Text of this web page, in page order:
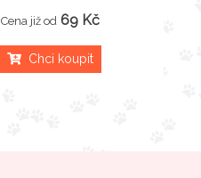
Cena již od 69 Kč
Chci koupit